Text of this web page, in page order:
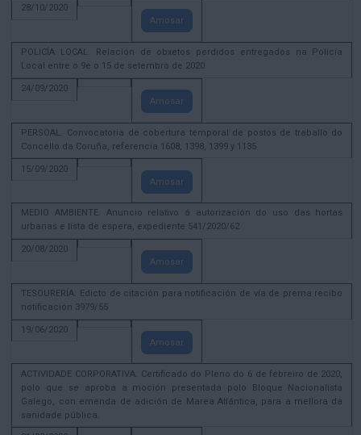
28/10/2020
Amosar
POLICÍA LOCAL. Relación de obxetos perdidos entregados na Policía
Local entre o 9e o 15 de setembro de 2020
24/09/2020
Amosar
PERSOAL. Convocatoria de cobertura temporal de postos de traballo do
Concello da Coruña, referencia 1608, 1398, 1399 y 1135
15/09/2020
Amosar
MEDIO AMBIENTE. Anuncio relativo á autorización do uso das hortas
urbanas e lista de espera, expediente 541/2020/62
20/08/2020
Amosar
TESOURERÍA. Edicto de citación para notificación de vía de prema recibo
notificación 3979/55
19/06/2020
Amosar
ACTIVIDADE CORPORATIVA. Certificado do Pleno do 6 de febreiro de 2020,
polo que se aproba a moción presentada polo Bloque Nacionalista
Galego, con emenda de adición de Marea Atlántica, para a mellora da
sanidade pública.